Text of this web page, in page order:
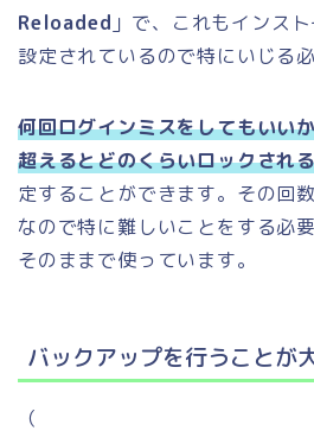
Reloaded 」で、これもインス
設定されているので特にいじる
何回ログインミスをしてもいい
超えるとどのくらいロックされ
定することができます。その回
なので特に難しいことをする必
そのままで使っています。
バックアップを行うことが
（